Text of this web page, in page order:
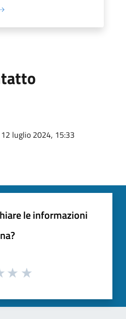
12 luglio 2024, 15:33
le informazioni